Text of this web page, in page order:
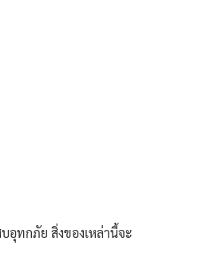
อุทกภัย สิ่งของเหล่านี้จะ